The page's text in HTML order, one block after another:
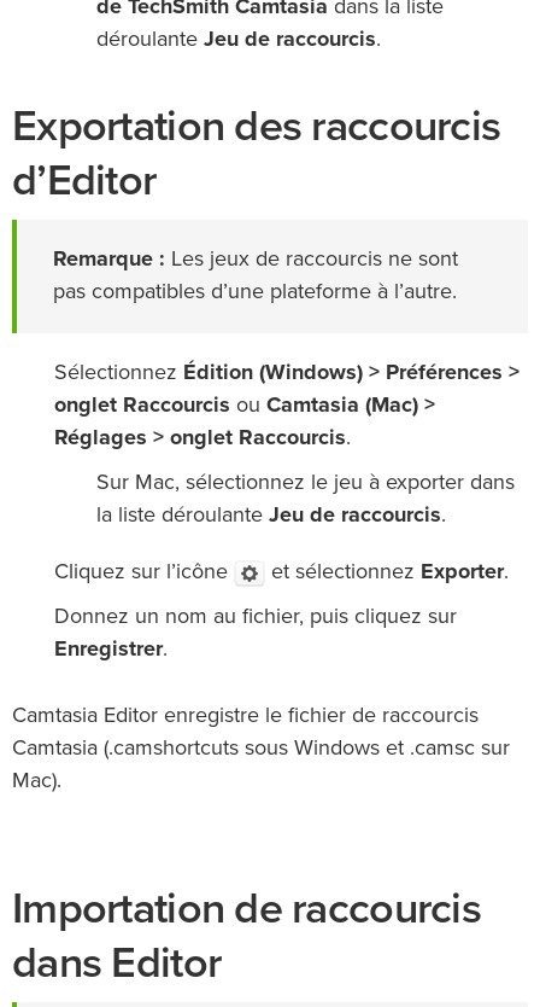
de TechSmith Camtasia dans la liste
déroulante Jeu de raccourcis.
Exportation des raccourcis
d’Editor
Remarque : Les jeux de raccourcis ne sont
pas compatibles d’une plateforme à l’autre.
Sélectionnez Édition (Windows) > Préférences >
onglet Raccourcis ou Camtasia (Mac) >
Réglages > onglet Raccourcis.
Sur Mac, sélectionnez le jeu à exporter dans
la liste déroulante Jeu de raccourcis.
Cliquez sur l’icône et sélectionnez Exporter.
Donnez un nom au fichier, puis cliquez sur
Enregistrer.
Camtasia Editor enregistre le fichier de raccourcis
Camtasia (.camshortcuts sous Windows et .camsc sur
Mac).
Importation de raccourcis
dans Editor